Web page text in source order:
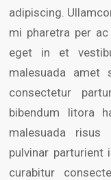
adipiscing.
mi pharetra per
eget in et
malesuada
consectetur
bibendum litora
malesuada risus
pulvinar parturient
curabitur